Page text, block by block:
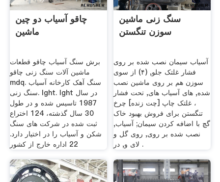
چاقو آسیاب دو چین
ماشین
برش سنگ آسیاب چاقو قطعات
ماشین آلات سنگ زنی چاقو
mdq. سنگ آهک کارخانه آسیاب
سنگ زنی. lght. lght در سال
1987 تاسیس شده و در طول
30 سال گذشته، 124 اختراع
ثبت شده در شركت های سنگ
شكن و آسیاب را در اختیار دارد.
22 اداره خارج از کشور
سنگ زنی ماشین
سوزن تنگستن
آسیاب سیمان نصب شده بر روی
فشار غلتک جلو, (۴) از سوی
سوزن هم بر روی ماشین نصب
شده, های آسیاب های, تحت فشار
، غلتک چاپ [چت زنده] چرخ
تنگستن برای فروش بهبود خاک
گچ با اضافه کردن سیمان; آسیاب,
نصب شده بر روی, روی گل و
لای و, در .